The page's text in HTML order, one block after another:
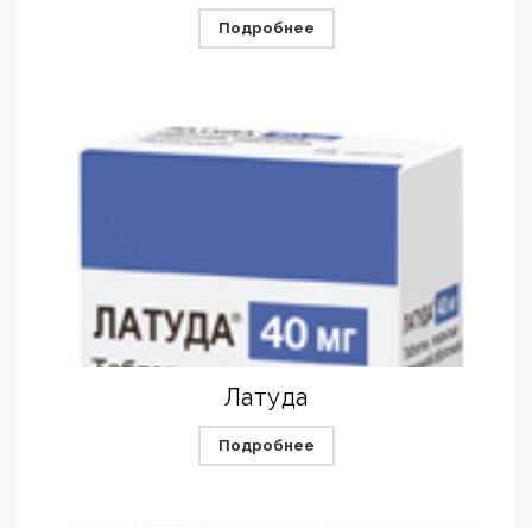
Подробнее
Латуда
Подробнее